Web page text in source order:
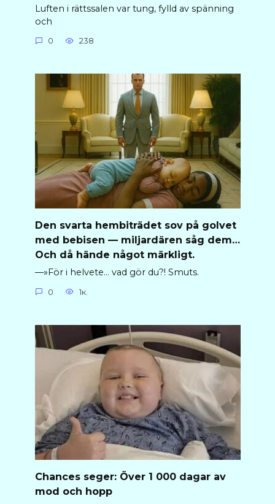
Luften i rättssalen var tung, fylld av spänning
och
0 238
Den svarta hembiträdet sov på golvet
med bebisen — miljardären såg dem…
Och då hände något märkligt.
—»För i helvete… vad gör du?! Smuts.
0 1к.
Chances seger: Över 1 000 dagar av
mod och hopp